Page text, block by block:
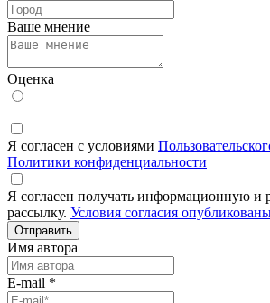
Ваше мнение
Оценка
Я согласен с условиями
Политики конфиденциальности
Я согласен получать информационную и
рассылку. Условия согласия
Отправить
Имя автора
E-mail *